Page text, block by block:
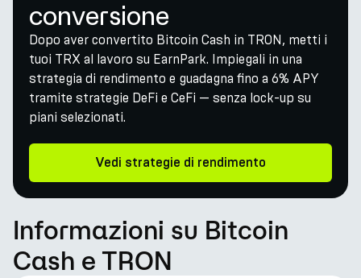
conversione
Dopo aver convertito Bitcoin Cash in TRON, metti i
tuoi TRX al lavoro su EarnPark. Impiegali in una
strategia di rendimento e guadagna fino a 6% APY
tramite strategie DeFi e CeFi — senza lock-up su
piani selezionati.
Vedi strategie di rendimento
Informazioni su Bitcoin
Cash e TRON